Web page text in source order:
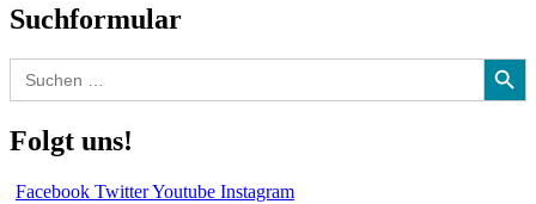
Suchformular
Search
for:
Search Button
Folgt uns!
Facebook TwitterYoutube Instagram